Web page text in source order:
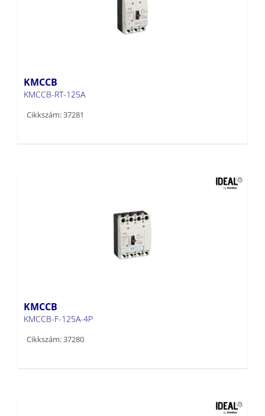
KMCCB
KMCCB-RT-125A
Cikkszám: 37281
KMCCB
KMCCB-F-125A-4P
Cikkszám: 37280